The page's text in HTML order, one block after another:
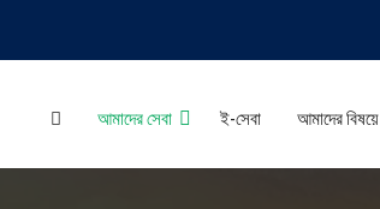
আমাদের সেবা ই-সেবা আমাদের বিষয়ে